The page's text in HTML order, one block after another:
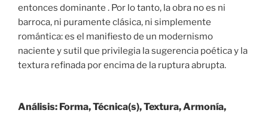
entonces dominante . Por lo tanto, la obra no es ni
barroca, ni puramente clásica, ni simplemente
romántica: es el manifiesto de un modernismo
naciente y sutil que privilegia la sugerencia poética y la
textura refinada por encima de la ruptura abrupta.
Análisis: Forma, Técnica(s), Textura, Armonía,